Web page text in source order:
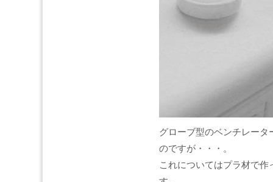
グローブ型のベンチレータ
のですが・・・。
これについてはプラ材で